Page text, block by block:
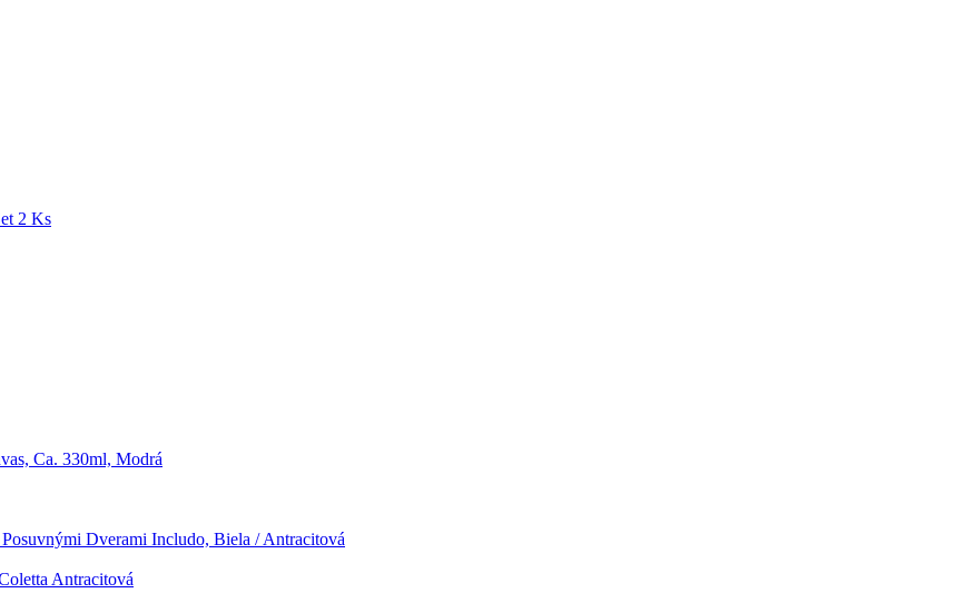
2 Ks
Ca. 330ml, Modrá
Posuvnými Dverami Includo, Biela / Antracitová
Antracitová